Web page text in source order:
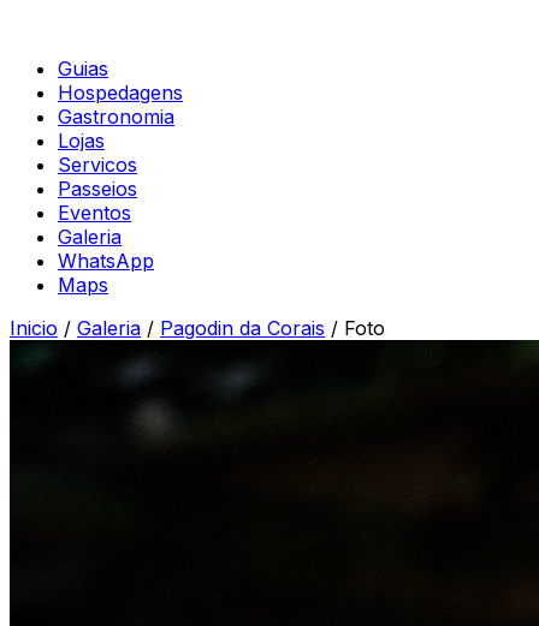
Guias
Hospedagens
Gastronomia
Lojas
Servicos
Passeios
Eventos
Galeria
WhatsApp
Maps
Inicio / Galeria / Pagodin da Corais / Foto